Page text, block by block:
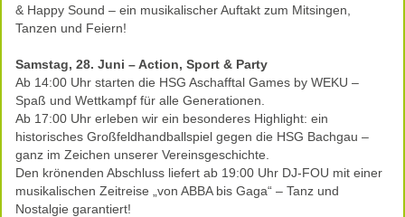
& Happy Sound – ein musikalischer Auftakt zum Mitsingen,
Tanzen und Feiern!
Samstag, 28. Juni – Action, Sport & Party
Ab 14:00 Uhr starten die HSG Aschafftal Games by WEKU –
Spaß und Wettkampf für alle Generationen.
Ab 17:00 Uhr erleben wir ein besonderes Highlight: ein
historisches Großfeldhandballspiel gegen die HSG Bachgau –
ganz im Zeichen unserer Vereinsgeschichte.
Den krönenden Abschluss liefert ab 19:00 Uhr DJ-FOU mit einer
musikalischen Zeitreise „von ABBA bis Gaga“ – Tanz und
Nostalgie garantiert!